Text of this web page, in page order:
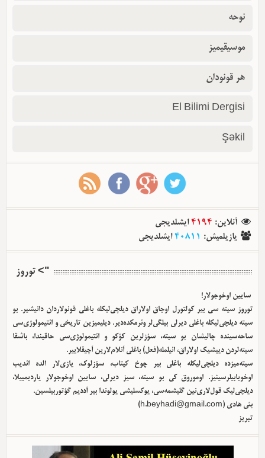
نوحه
موسیقیمیز
هر قونودان
El Bilimi Dergisi
Şəkil
آنلاین:
4194ایشلدیجی
یازیلمیش:
40811ایشلدیجی
"> توروز
سایین اوخوجولار!
توروز سیته سی بیر کولتورل اوجاق اولا‌راق دیلچی‌لیکله باغلی قونولاردان دانیشیر. بو
سیته دیلچی‌لیکله باغلی دیرلی بیلگی‌لر وئرمکده‌دیر. دیلیمیزین تاریخی و ائتیمولوژی‌سی
ساحه‌سینده چالیشان بو سیته، سؤزلرین کؤکو و ائتیمولوژی‌سی حاقیندا، باشقا
سیته‌لردن دییشیک اولا‌راق، ائیلمله(فعل) باغلی آنلام‌لارین آچیقلاییر.
سیته‌میزده دیلچی‌لیکله باغلی بیر چوخ کیتاب، سؤزلوک، یازی‌لار الده ائدیب
اوخویابیلرسینیز. اوموروق کی بو سیته، سیز دیرلی، سایین اوخوجولار یاردیمییلا،
دیلچی‌لیک قول‌لاری‌نین گلیشمه‌سی، یوکسلیشی یولوندا بیر آددیم گؤتوربیلسین.
بئی هادی ( h.beyhadi@gmail.com
)
تبریز